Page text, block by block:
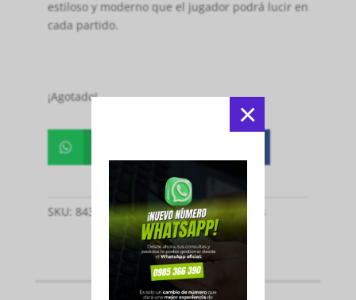
×
estiloso y moderno que el jugador podrá lucir en
cada partido.
¡Agotado!

SKU: 8435393586725 Categoría: Paletas